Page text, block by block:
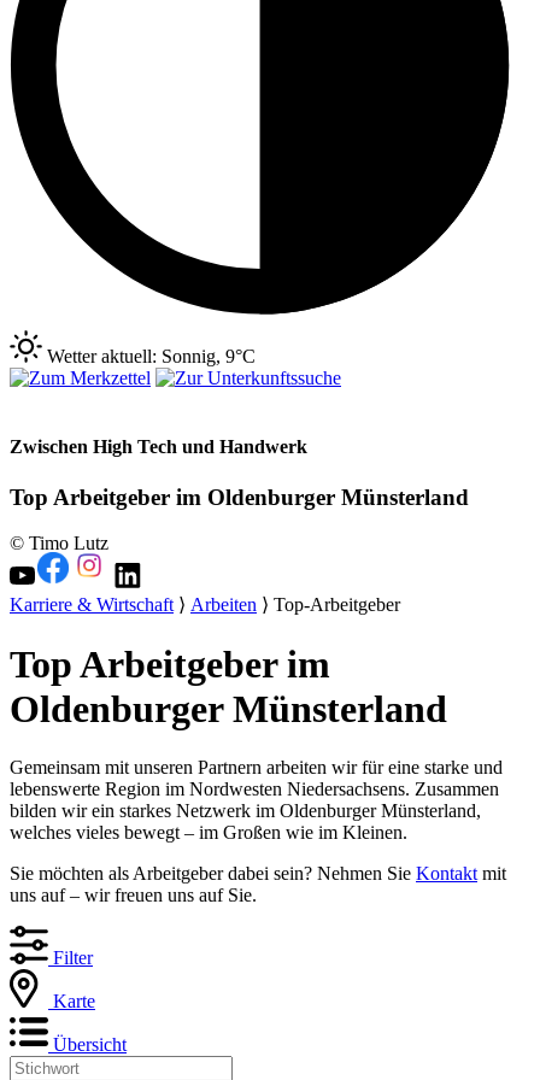
Wetter aktuell: Sonnig, 9°C
Zwischen High Tech und Handwerk
Top Arbeitgeber im Oldenburger Münsterland
© Timo Lutz
Karriere & Wirtschaft⟩ Arbeiten ⟩ Top-Arbeitgeber
Top Arbeitgeber im
Oldenburger Münsterland
Gemeinsam mit unseren Partnern arbeiten wir für eine starke und
lebenswerte Region im Nordwesten Niedersachsens. Zusammen
bilden wir ein starkes Netzwerk im Oldenburger Münsterland,
welches vieles bewegt – im Großen wie im Kleinen.
Sie möchten als Arbeitgeber dabei sein? Nehmen Sie Kontakt mit
uns auf – wir freuen uns auf Sie.
Filter
Karte
Übersicht